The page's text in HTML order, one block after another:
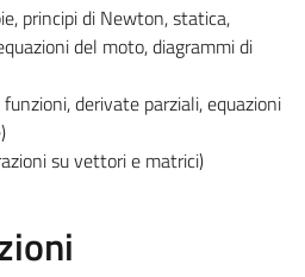
principi di Newton, statica,
del moto, diagrammi di
derivate parziali, equazioni
su vettori e matrici)